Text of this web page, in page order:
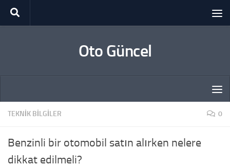
Skip to content
Oto Güncel
TEKNIK BILGILER 0
Benzinli bir otomobil satın alırken nelere
dikkat edilmeli?